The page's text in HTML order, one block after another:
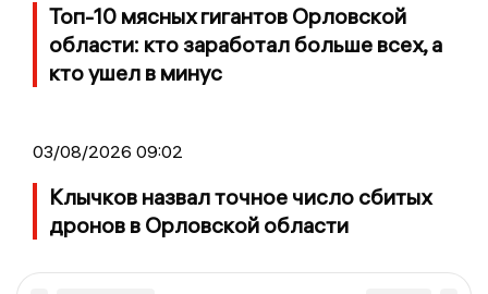
Топ-10 мясных гигантов Орловской
области: кто заработал больше всех, а
кто ушел в минус
03/08/2026 09:02
Клычков назвал точное число сбитых
дронов в Орловской области